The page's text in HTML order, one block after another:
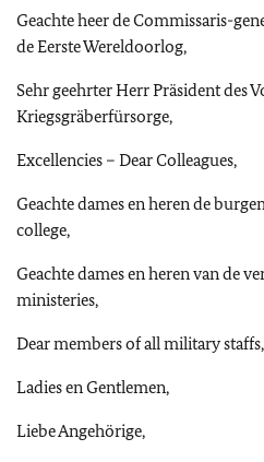
Geachte heer de Commissaris-
de Eerste Wereldoorlog,
Sehr geehrter Herr Präsident des
Kriegsgräberfürsorge,
Excellencies – Dear Colleagues,
Geachte dames en heren de
college,
Geachte dames en heren van de
ministeries,
Dear members of all military staffs,
Ladies en Gentlemen,
Liebe Angehörige,